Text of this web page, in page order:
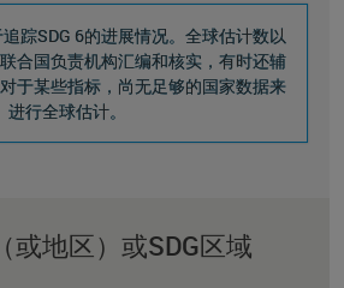
踪SDG 6的进展情况。全球估计数以
合国负责机构汇编和核实，有时还辅
于某些指标，尚无足够的国家数据来
进行全球估计。
或地区）或SDG区域